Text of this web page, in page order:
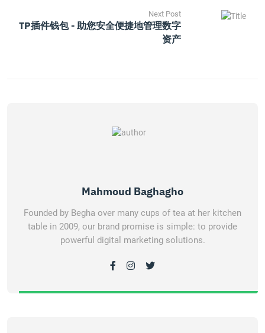
Next Post
TP插件钱包 - 助您安全便捷地管理数字
资产
Mahmoud Baghagho
Founded by Begha over many cups of tea at her kitchen
table in 2009, our brand promise is simple: to provide
powerful digital marketing solutions.